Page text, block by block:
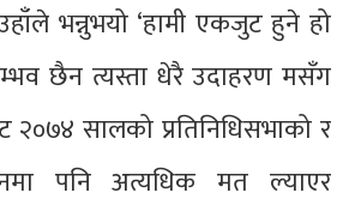
उहाँले भन्नुभयो ‘हामी एकजुट हुने हो
छैन त्यस्ता धेरै उदाहरण मसँग
२०७४ सालको प्रतिनिधिसभाको र
पनि अत्यधिक मत ल्याएर